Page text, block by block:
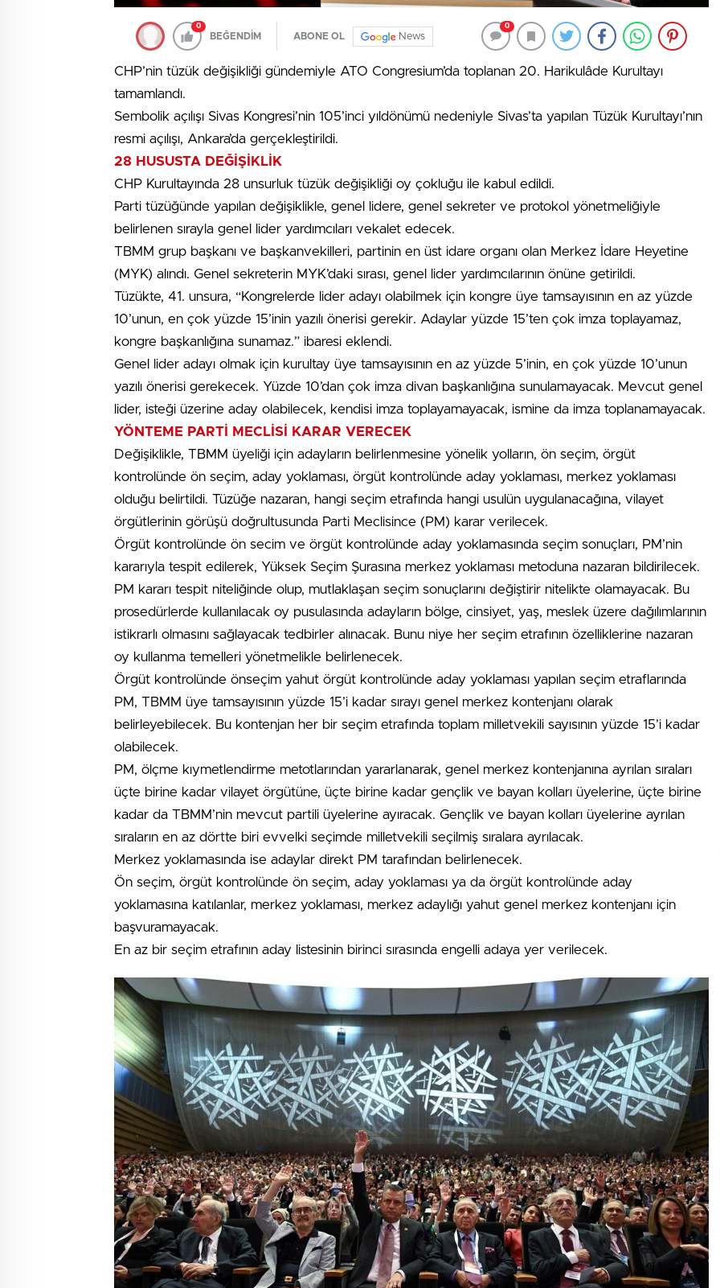
0
BEĞENDİM ABONE OL News
0
CHP’nin tüzük değişikliği gündemiyle ATO Congresium’da toplanan 20. Harikulâde Kurultayı
tamamlandı.
Sembolik açılışı Sivas Kongresi’nin 105’inci yıldönümü nedeniyle Sivas’ta yapılan Tüzük Kurultayı’nın
resmi açılışı, Ankara’da gerçekleştirildi.
28 HUSUSTA DEĞİŞİKLİK
CHP Kurultayında 28 unsurluk tüzük değişikliği oy çokluğu ile kabul edildi.
Parti tüzüğünde yapılan değişiklikle, genel lidere, genel sekreter ve protokol yönetmeliğiyle
belirlenen sırayla genel lider yardımcıları vekalet edecek.
TBMM grup başkanı ve başkanvekilleri, partinin en üst idare organı olan Merkez İdare Heyetine
(MYK) alındı. Genel sekreterin MYK’daki sırası, genel lider yardımcılarının önüne getirildi.
Tüzükte, 41. unsura, “Kongrelerde lider adayı olabilmek için kongre üye tamsayısının en az yüzde
10’unun, en çok yüzde 15’inin yazılı önerisi gerekir. Adaylar yüzde 15’ten çok imza toplayamaz,
kongre başkanlığına sunamaz.” ibaresi eklendi.
Genel lider adayı olmak için kurultay üye tamsayısının en az yüzde 5’inin, en çok yüzde 10’unun
yazılı önerisi gerekecek. Yüzde 10’dan çok imza divan başkanlığına sunulamayacak. Mevcut genel
lider, isteği üzerine aday olabilecek, kendisi imza toplayamayacak, ismine da imza toplanamayacak.
YÖNTEME PARTİ MECLİSİ KARAR VERECEK
Değişiklikle, TBMM üyeliği için adayların belirlenmesine yönelik yolların, ön seçim, örgüt
kontrolünde ön seçim, aday yoklaması, örgüt kontrolünde aday yoklaması, merkez yoklaması
olduğu belirtildi. Tüzüğe nazaran, hangi seçim etrafında hangi usulün uygulanacağına, vilayet
örgütlerinin görüşü doğrultusunda Parti Meclisince (PM) karar verilecek.
Örgüt kontrolünde ön secim ve örgüt kontrolünde aday yoklamasında seçim sonuçları, PM’nin
kararıyla tespit edilerek, Yüksek Seçim Şurasına merkez yoklaması metoduna nazaran bildirilecek.
PM kararı tespit niteliğinde olup, mutlaklaşan seçim sonuçlarını değiştirir nitelikte olamayacak. Bu
prosedürlerde kullanılacak oy pusulasında adayların bölge, cinsiyet, yaş, meslek üzere dağılımlarının
istikrarlı olmasını sağlayacak tedbirler alınacak. Bunu niye her seçim etrafının özelliklerine nazaran
oy kullanma temelleri yönetmelikle belirlenecek.
Örgüt kontrolünde önseçim yahut örgüt kontrolünde aday yoklaması yapılan seçim etraflarında
PM, TBMM üye tamsayısının yüzde 15’i kadar sırayı genel merkez kontenjanı olarak
belirleyebilecek. Bu kontenjan her bir seçim etrafında toplam milletvekili sayısının yüzde 15’i kadar
olabilecek.
PM, ölçme kıymetlendirme metotlarından yararlanarak, genel merkez kontenjanına ayrılan sıraları
üçte birine kadar vilayet örgütüne, üçte birine kadar gençlik ve bayan kolları üyelerine, üçte birine
kadar da TBMM’nin mevcut partili üyelerine ayıracak. Gençlik ve bayan kolları üyelerine ayrılan
sıraların en az dörtte biri evvelki seçimde milletvekili seçilmiş sıralara ayrılacak.
Merkez yoklamasında ise adaylar direkt PM tarafından belirlenecek.
Ön seçim, örgüt kontrolünde ön seçim, aday yoklaması ya da örgüt kontrolünde aday
yoklamasına katılanlar, merkez yoklaması, merkez adaylığı yahut genel merkez kontenjanı için
başvuramayacak.
En az bir seçim etrafının aday listesinin birinci sırasında engelli adaya yer verilecek.